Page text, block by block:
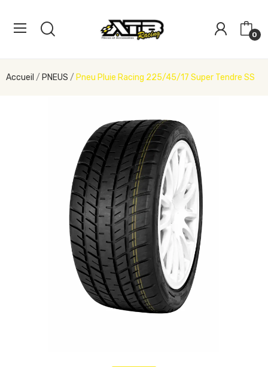
0
Accueil PNEUS Pneu Pluie Racing 225/45/17 Super Tendre SS